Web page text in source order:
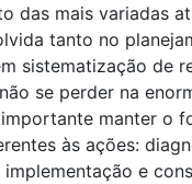
das mais variadas
tanto no
sistematização de
se perder na
manter o
às ações:
e